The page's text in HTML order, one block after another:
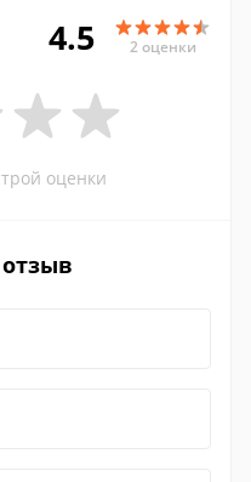
4.5 2 оценки
оценки